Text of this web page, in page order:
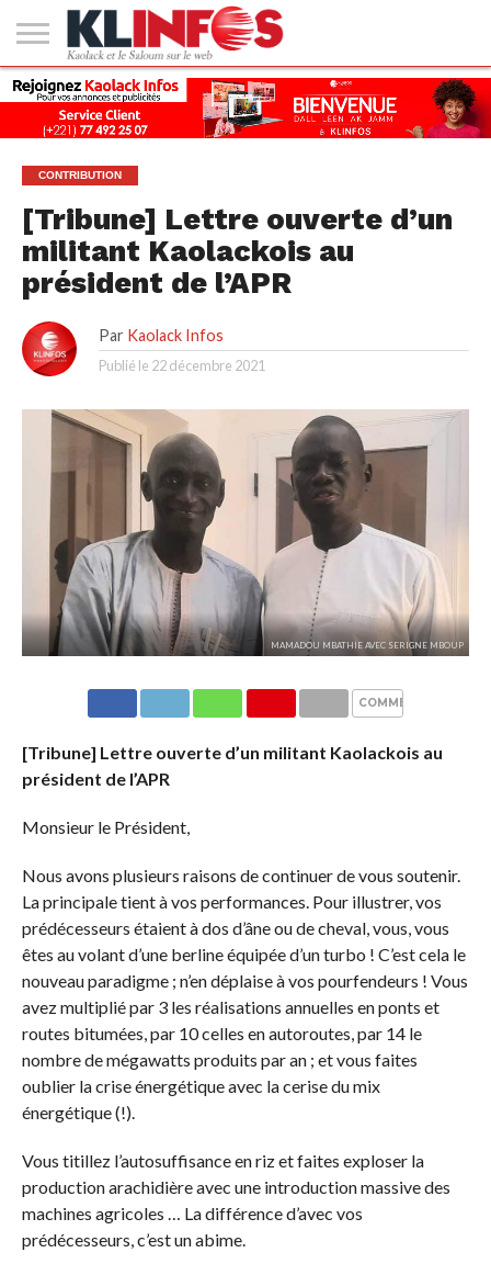
#2
(PAS
DE
TITRE)
KAOLACK
POLITIQUE
ECONOMIE
SOCIÉTÉ
CULTURE
PEOPLE
SPORT
SANTÉ
AFRIQUE
INTERNATIONAL
EMPLOI &
FORMATION
CONTRIBUTION
[Tribune] Lettre ouverte d’un
militant Kaolackois au
président de l’APR
Par Kaolack Infos
Publié le 22 décembre 2021
MAMADOU MBATHIE AVEC SERIGNE MBOUP
COMMENTAIRES
[Tribune] Lettre ouverte d’un militant Kaolackois au
président de l’APR
Monsieur le Président,
Nous avons plusieurs raisons de continuer de vous soutenir.
La principale tient à vos performances. Pour illustrer, vos
prédécesseurs étaient à dos d’âne ou de cheval, vous, vous
êtes au volant d’une berline équipée d’un turbo ! C’est cela le
nouveau paradigme ; n’en déplaise à vos pourfendeurs ! Vous
avez multiplié par 3 les réalisations annuelles en ponts et
routes bitumées, par 10 celles en autoroutes, par 14 le
nombre de mégawatts produits par an ; et vous faites
oublier la crise énergétique avec la cerise du mix
énergétique (!).
Vous titillez l’autosuffisance en riz et faites exploser la
production arachidière avec une introduction massive des
machines agricoles … La différence d’avec vos
prédécesseurs, c’est un abime.